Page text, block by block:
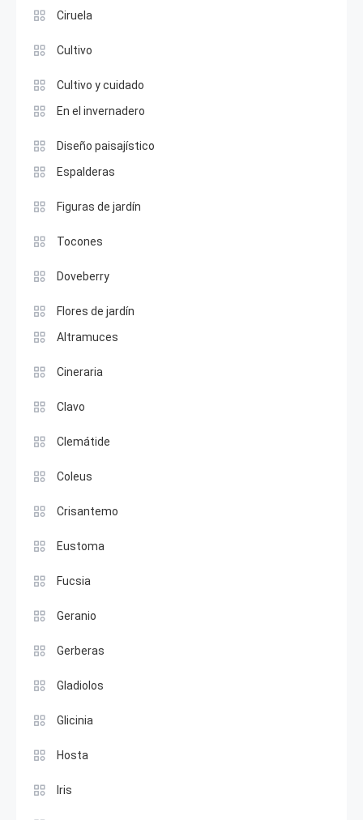
Ciruela
Cultivo
Cultivo y cuidado
En el invernadero
Diseño paisajístico
Espalderas
Figuras de jardín
Tocones
Doveberry
Flores de jardín
Altramuces
Cineraria
Clavo
Clemátide
Coleus
Crisantemo
Eustoma
Fucsia
Geranio
Gerberas
Gladiolos
Glicinia
Hosta
Iris